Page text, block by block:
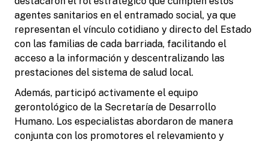
agentes sanitarios en el entramado social, ya que
representan el vínculo cotidiano y directo del Estado
con las familias de cada barriada, facilitando el
acceso a la información y descentralizando las
prestaciones del sistema de salud local.
Además, participó activamente el equipo
gerontológico de la Secretaría de Desarrollo
Humano. Los especialistas abordaron de manera
conjunta con los promotores el relevamiento y